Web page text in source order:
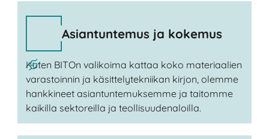
Asiantuntemus ja kokemus
Kuten BITOn valikoima kattaa koko materiaalien
varastoinnin ja käsittelytekniikan kirjon, olemme
hankkineet asiantuntemuksemme ja taitomme
kaikilla sektoreilla ja teollisuudenaloilla.